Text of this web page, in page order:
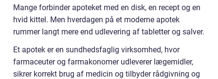
Mange forbinder apoteket med en disk, en recept og en
hvid kittel. Men hverdagen på et moderne apotek
rummer langt mere end udlevering af tabletter og salver.
Et apotek er en sundhedsfaglig virksomhed, hvor
farmaceuter og farmakonomer udleverer lægemidler,
sikrer korrekt brug af medicin og tilbyder rådgivning og